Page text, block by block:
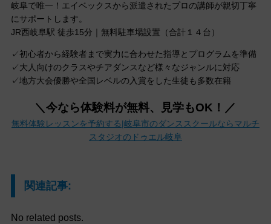
岐阜で唯一！エイベックスから派遣されたプロの講師が親切丁寧
にサポートします。
JR西岐阜駅 徒歩15分｜無料駐車場設置（合計１４台）
✓初心者から経験者まで実力に合わせた指導とプログラムを準備
✓大人向けのクラスやチアダンスなど様々なジャンルに対応
✓地方大会優勝や全国レベルの入賞をした生徒も多数在籍
＼今なら体験料が無料、見学もOK！／
無料体験レッスンを予約する|岐阜市のダンススクールならマルチ
スタジオのドゥエル岐阜
関連記事:
No related posts.